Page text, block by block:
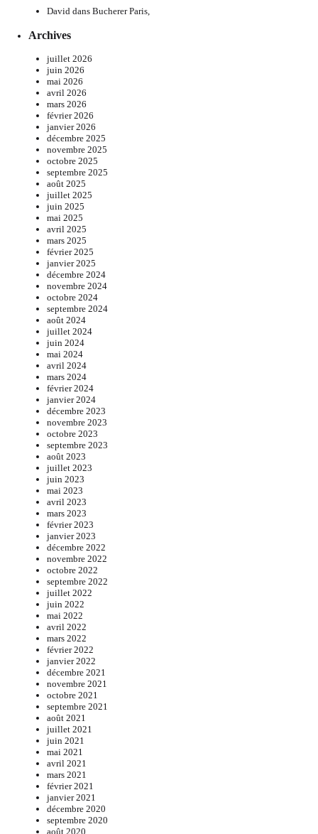
David dans Bucherer Paris,
Archives
juillet 2026
juin 2026
mai 2026
avril 2026
mars 2026
février 2026
janvier 2026
décembre 2025
novembre 2025
octobre 2025
septembre 2025
août 2025
juillet 2025
juin 2025
mai 2025
avril 2025
mars 2025
février 2025
janvier 2025
décembre 2024
novembre 2024
octobre 2024
septembre 2024
août 2024
juillet 2024
juin 2024
mai 2024
avril 2024
mars 2024
février 2024
janvier 2024
décembre 2023
novembre 2023
octobre 2023
septembre 2023
août 2023
juillet 2023
juin 2023
mai 2023
avril 2023
mars 2023
février 2023
janvier 2023
décembre 2022
novembre 2022
octobre 2022
septembre 2022
juillet 2022
juin 2022
mai 2022
avril 2022
mars 2022
février 2022
janvier 2022
décembre 2021
novembre 2021
octobre 2021
septembre 2021
août 2021
juillet 2021
juin 2021
mai 2021
avril 2021
mars 2021
février 2021
janvier 2021
décembre 2020
septembre 2020
août 2020